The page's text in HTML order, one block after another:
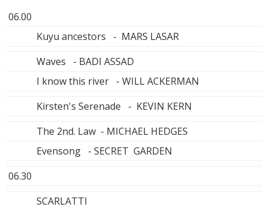
06.00
Kuyu ancestors - MARS LASAR
Waves - BADI ASSAD
I know this river - WILL ACKERMAN
Kirsten's Serenade - KEVIN KERN
The 2nd. Law - MICHAEL HEDGES
Evensong - SECRET GARDEN
06.30
SCARLATTI